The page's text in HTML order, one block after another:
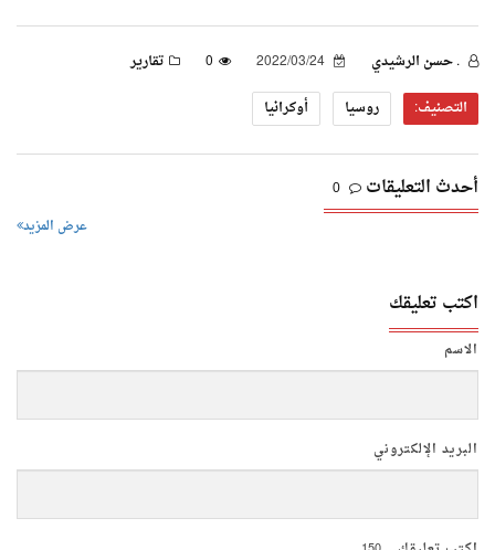
. حسن الرشيدي 0
تقارير
التصنيف:
روسيا أوكرانيا
أحدث التعليقات 0
عرض المزيد
اكتب تعليقك
الاسم
البريد الإلكتروني